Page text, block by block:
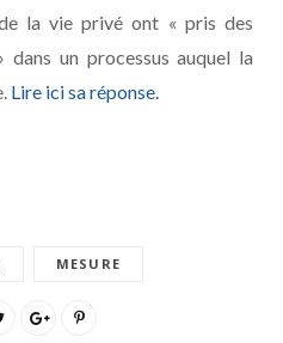
la vie privé ont « pris des
un processus auquel la
Lire ici sa réponse.
MESURE